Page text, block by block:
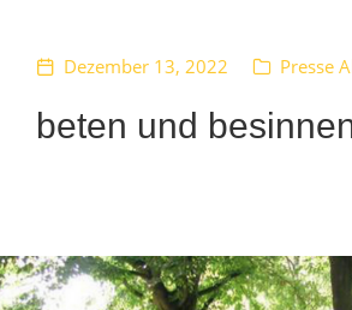
Dezember 13, 2022 Presse
beten und